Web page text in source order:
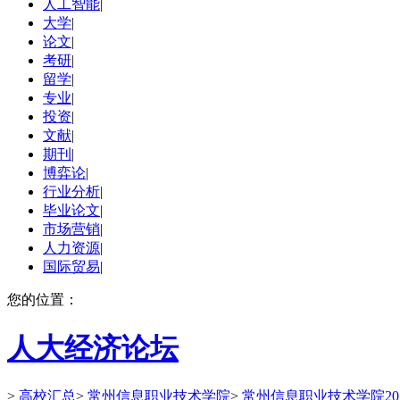
人工智能|
大学|
论文|
考研|
留学|
专业|
投资|
文献|
期刊 |
博弈论|
行业分析|
毕业论文|
市场营销|
人力资源|
国际贸易|
您的位置：
人大经济论坛
> 高校汇总> 常州信息职业技术学院> 常州信息职业技术学院